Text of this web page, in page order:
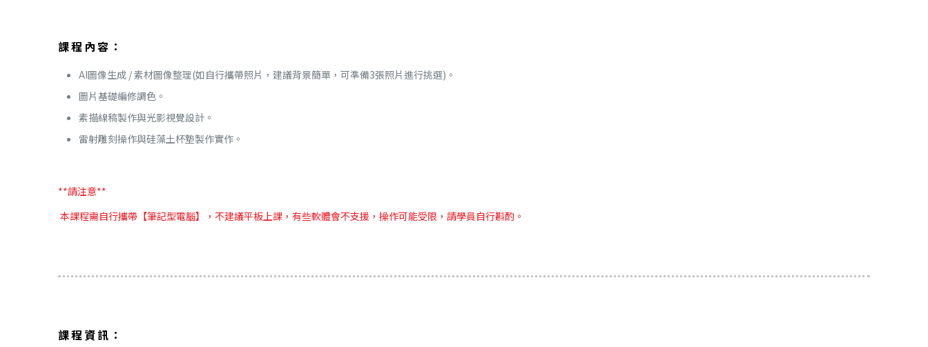
課程內容：
AI圖像生成 / 素材圖像整理(如自行攜帶照片，建議背景簡單，可準備3張照片進行挑選)。
圖片基礎編修調色。
素描線稿製作與光影視覺設計。
雷射雕刻操作與硅藻土杯墊製作實作。
**請注意**
本課程需自行攜帶【筆記型電腦】，不建議平板上課，有些軟體會不支援，操作可能受限，請學員自行斟酌。
課程資訊：